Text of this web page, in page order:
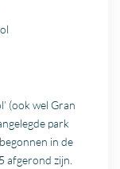
(ook wel Gran
park
in de
afgerond zijn.